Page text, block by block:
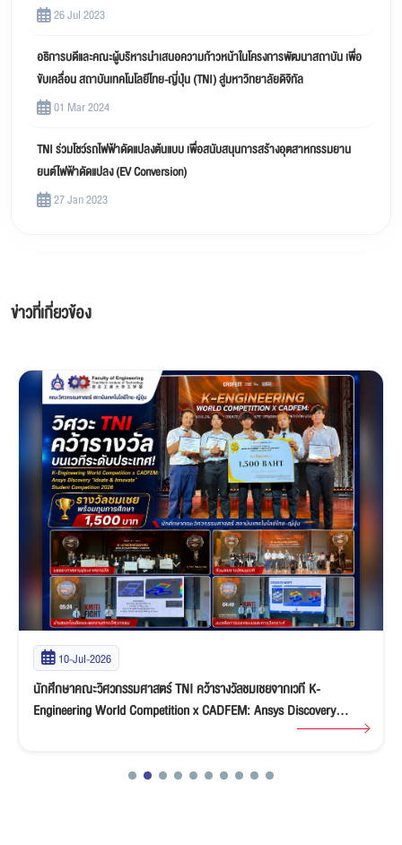
26 Jul 2023
อธิการบดีและคณะผู้บริหารนำเสนอความก้าวหน้าในโครงการพัฒนาสถาบัน เพื่อ
ขับเคลื่อน สถาบันเทคโนโลยีไทย-ญี่ปุ่น (TNI) สู่มหาวิทยาลัยดิจิทัล
01 Mar 2024
TNI ร่วมโชว์รถไฟฟ้าดัดแปลงต้นแบบ เพื่อสนับสนุนการสร้างอุตสาหกรรมยาน
ยนต์ไฟฟ้าดัดแปลง (EV Conversion)
27 Jan 2023
ข่าวที่เกี่ยวข้อง
10-Jul-2026
นักศึกษาคณะวิศวกรรมศาสตร์ TNI คว้ารางวัลชมเชยจากเวที K-
Engineering World Competition x CADFEM: Ansys Discovery